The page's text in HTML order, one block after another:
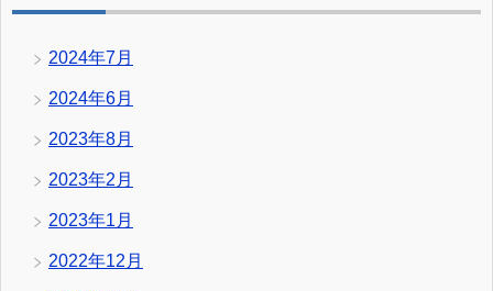
2024年7月
2024年6月
2023年8月
2023年2月
2023年1月
2022年12月